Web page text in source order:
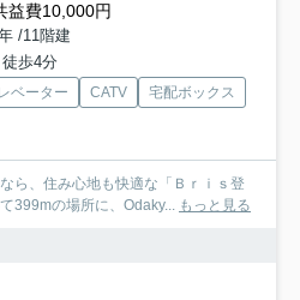
益費10,000円
/11階建
歩4分
ベーター CATV
宅配ボックス
ら、住み心地も快適な「Ｂｒｉｓ登
399mの場所に、Odaky... もっと見る